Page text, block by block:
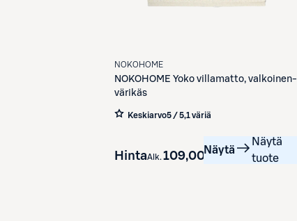
NOKOHOME
NOKOHOME Yoko villamatto, valkoinen-
värikäs
Keskiarvo5 / 5,1 väriä
HintaAlk.109,00 €Näytä
Näytä
tuote